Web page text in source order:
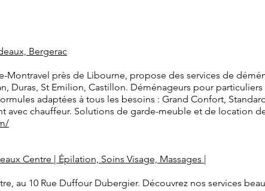
Bergerac
Montravel près de Libourne, propose des services de
Duras, St Emilion, Castillon. Déménageurs pour
adaptées à tous les besoins : Grand Confort,
avec chauffeur. Solutions de garde-meuble et de location
Centre | Épilation, Soins Visage, Massages |
au 10 Rue Duffour Dubergier. Découvrez nos services